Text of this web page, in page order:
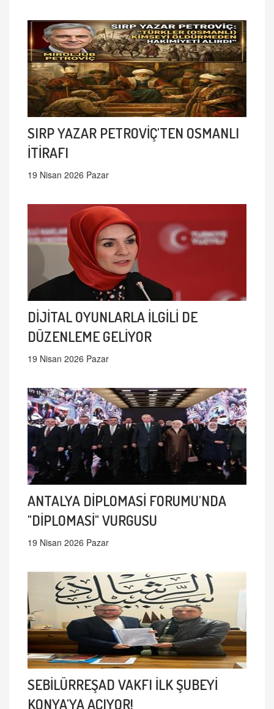
SIRP YAZAR PETROVİÇ'TEN OSMANLI
İTİRAFI
19 Nisan 2026 Pazar
DİJİTAL OYUNLARLA İLGİLİ DE
DÜZENLEME GELİYOR
19 Nisan 2026 Pazar
ANTALYA DİPLOMASİ FORUMU'NDA
"DİPLOMASİ" VURGUSU
19 Nisan 2026 Pazar
SEBİLÜRREŞAD VAKFI İLK ŞUBEYİ
KONYA'YA AÇIYOR!